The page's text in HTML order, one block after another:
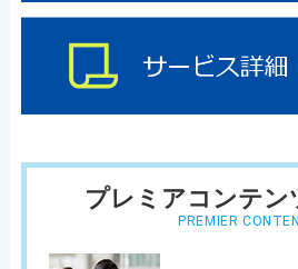
プレミアコンテン
PREMIER